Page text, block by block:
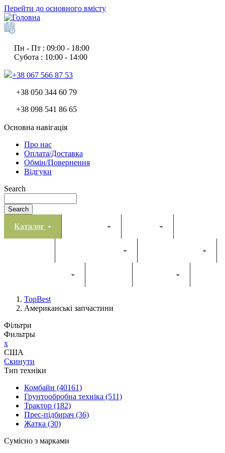
Перейти до основного вмісту
Пн - Пт : 09:00 - 18:00
Субота : 10:00 - 14:00
+38 067 566 87 53
+38 050 344 60 79
+38 098 541 86 65
Основна навігація
Про нас
Оплата/Доставка
Обмін/Повернення
Відгуки
Search
Search
Каталог
TopBest
Американські запчастини
Фільтри
Фильтры
x
США
Скинути
Тип техніки
Комбайн (40161)
Грунтообробна техніка (511)
Трактор (182)
Прес-підбирач (36)
Жатка (30)
Сумісно з марками